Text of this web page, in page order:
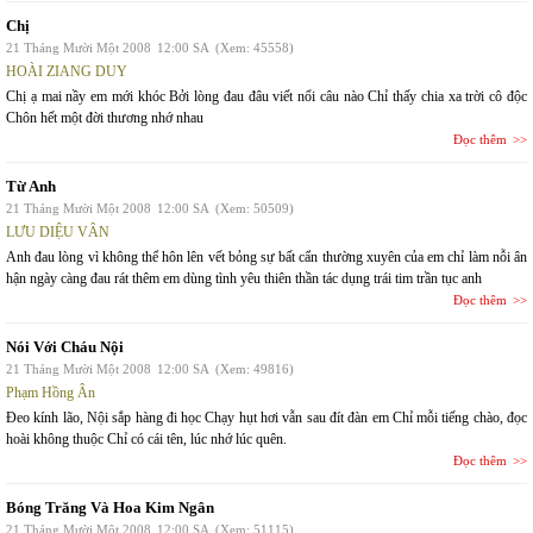
Chị
21 Tháng Mười Một 2008 12:00 SA (Xem: 45558)
HOÀI ZIANG DUY
Chị ạ mai nầy em mới khóc Bởi lòng đau đâu viết nổi câu nào Chỉ thấy chia xa trời cô độc
Chôn hết một đời thương nhớ nhau
Đọc thêm
Từ Anh
21 Tháng Mười Một 2008 12:00 SA (Xem: 50509)
LƯU DIỆU VÂN
Anh đau lòng vì không thể hôn lên vết bỏng sự bất cẩn thường xuyên của em chỉ làm nỗi ân
hận ngày càng đau rát thêm em dùng tình yêu thiên thần tác dụng trái tim trần tục anh
Đọc thêm
Nói Với Cháu Nội
21 Tháng Mười Một 2008 12:00 SA (Xem: 49816)
Phạm Hồng Ân
Đeo kính lão, Nội sắp hàng đi học Chạy hụt hơi vẫn sau đít đàn em Chỉ mỗi tiếng chào, đọc
hoài không thuộc Chỉ có cái tên, lúc nhớ lúc quên.
Đọc thêm
Bóng Trăng Và Hoa Kim Ngân
21 Tháng Mười Một 2008 12:00 SA (Xem: 51115)